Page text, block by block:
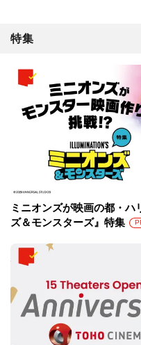
特集
ミニオンズが映画の都・
ズ＆モンスターズ』特集